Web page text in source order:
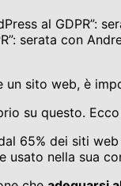
al GDPR”:
sito web, è
su questo.
65% dei siti
usato nella sua